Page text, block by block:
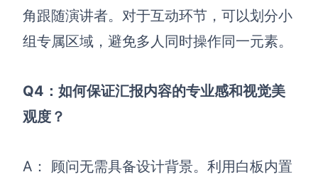
角跟随演讲者。对于互动环节，可以划分小
组专属区域，避免多人同时操作同一元素。
Q4：如何保证汇报内容的专业感和视觉美
观度？
A： 顾问无需具备设计背景。利用白板内置